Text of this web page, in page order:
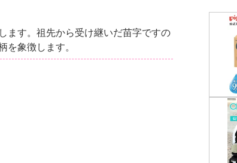
ます。祖先から受け継いだ苗字ですの
を象徴します。